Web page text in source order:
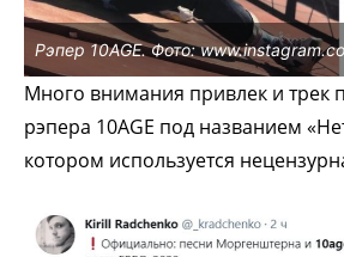
Рэпер 10AGE. Фото:
Много внимания привлек и трек
рэпера 10AGE под названием
котором используется